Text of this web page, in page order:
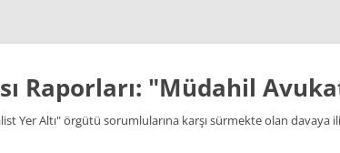
Raporları: "Müdahil
Yer Altı" örgütü sorumlularına karşı sürmekte olan